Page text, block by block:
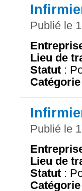
Publié le
Lieu de
Statut :
Catégorie
Publié le
Lieu de
Statut :
Catégorie